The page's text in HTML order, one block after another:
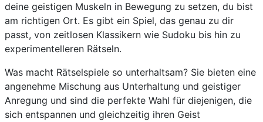
deine geistigen Muskeln in Bewegung zu setzen, du bist
am richtigen Ort. Es gibt ein Spiel, das genau zu dir
passt, von zeitlosen Klassikern wie Sudoku bis hin zu
experimentelleren Rätseln.
Was macht Rätselspiele so unterhaltsam? Sie bieten eine
angenehme Mischung aus Unterhaltung und geistiger
Anregung und sind die perfekte Wahl für diejenigen, die
sich entspannen und gleichzeitig ihren Geist